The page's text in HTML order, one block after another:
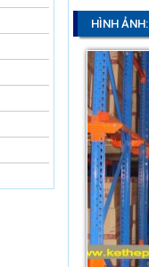
HÌNH ẢNH: